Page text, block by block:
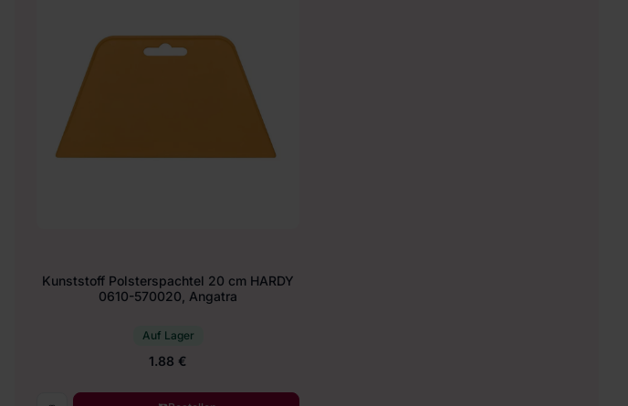
Kunststoff Polsterspachtel 20 cm HARDY
0610-570020, Angatra
Auf Lager
1.88 €